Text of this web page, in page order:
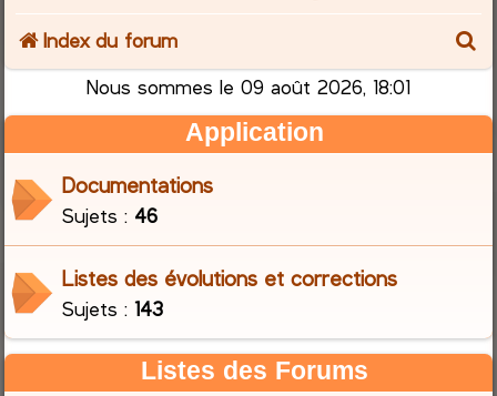
Index du forum
h
Nous sommes le 09 août 2026, 18:01
Application
Documentations
Sujets : 46
Listes des évolutions et corrections
Sujets :143
Listes des Forums